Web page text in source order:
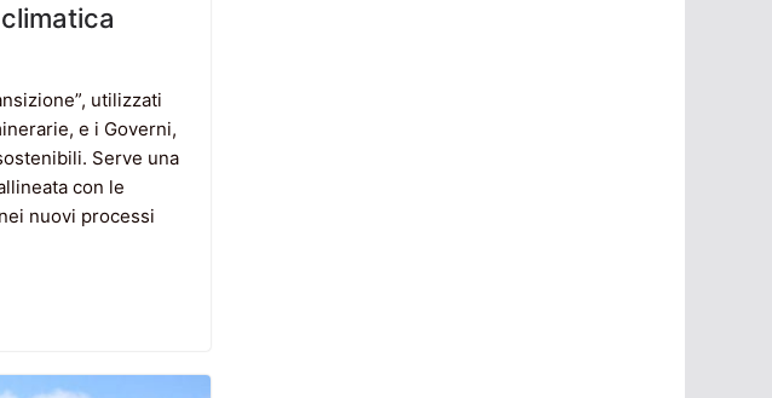
utilizzati
e i Governi,
Serve una
con le
nuovi processi